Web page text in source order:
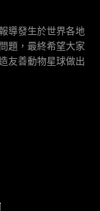
導發生於世界各地
題，最終希望大家
友善動物星球做出